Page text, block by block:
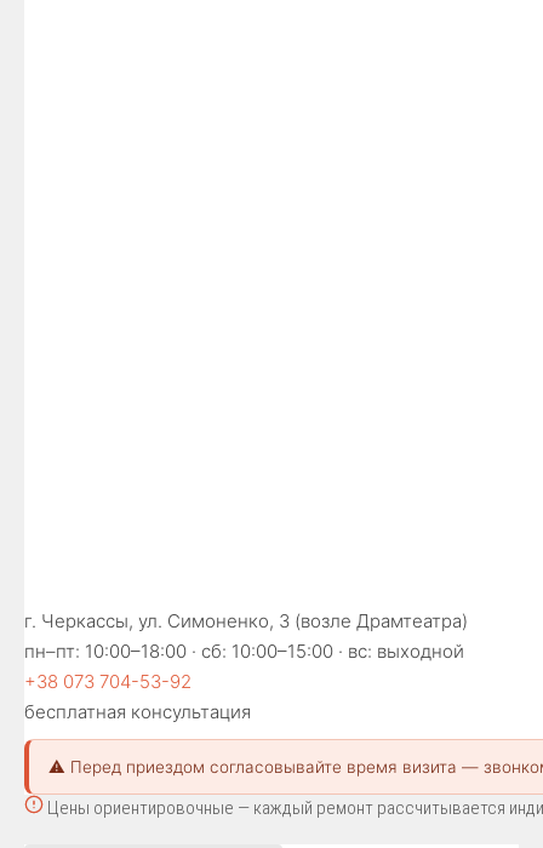
г. Черкассы, ул. Симоненко, 3 (возле Драмтеатра)
пн–пт: 10:00–18:00 · сб: 10:00–15:00 · вс: выходной
+38 073 704-53-92
бесплатная консультация
⚠️ Перед приездом согласовывайте время визита —
Цены ориентировочные — каждый ремонт рассчитывается